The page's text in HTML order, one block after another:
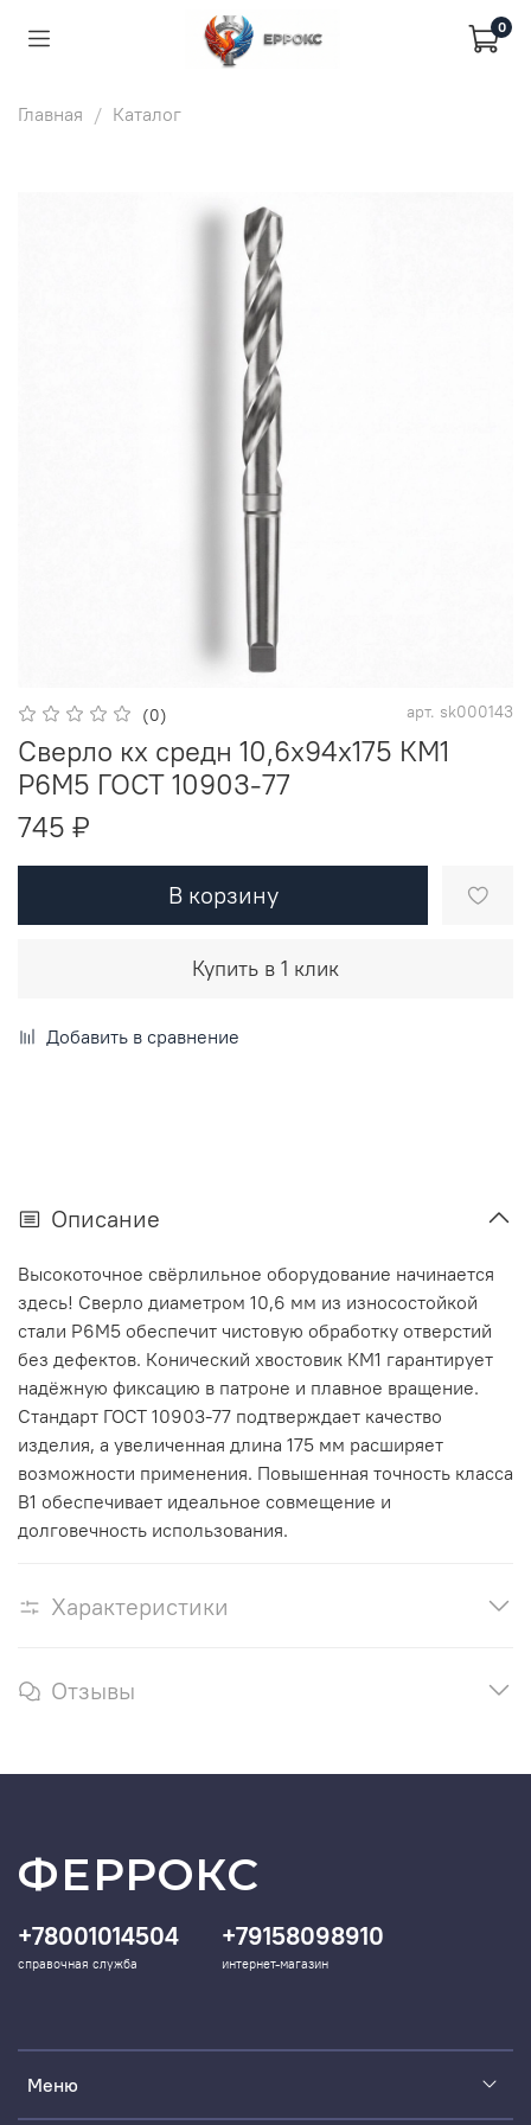
0
Главная Каталог
(0) арт. sk000143
Сверло кх средн 10,6х94х175 КМ1
Р6М5 ГОСТ 10903-77
745 ₽
В корзину
Купить в 1 клик
Добавить в сравнение
Описание
Высокоточное свёрлильное оборудование начинается
здесь! Сверло диаметром 10,6 мм из износостойкой
стали Р6М5 обеспечит чистовую обработку отверстий
без дефектов. Конический хвостовик КМ1 гарантирует
надёжную фиксацию в патроне и плавное вращение.
Стандарт ГОСТ 10903-77 подтверждает качество
изделия, а увеличенная длина 175 мм расширяет
возможности применения. Повышенная точность класса
В1 обеспечивает идеальное совмещение и
долговечность использования.
Характеристики
Отзывы
Меню
+78001014504
справочная служба
+79158098910
интернет-магазин
ФЕРРОКС